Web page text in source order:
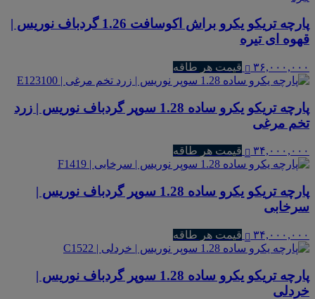
پارچه تریکو یکرو براش اکوسافت 1.26 گردباف نوریس |
قهوه ای تیره
۳۶,۰۰۰,۰۰۰ قیمت هر طاقه
پارچه تریکو یکرو ساده 1.28 سوپر گردباف نوریس | زرد
تخم مرغی
۳۴,۰۰۰,۰۰۰ قیمت هر طاقه
پارچه تریکو یکرو ساده 1.28 سوپر گردباف نوریس |
سرخابی
۳۴,۰۰۰,۰۰۰ قیمت هر طاقه
پارچه تریکو یکرو ساده 1.28 سوپر گردباف نوریس |
خردلی